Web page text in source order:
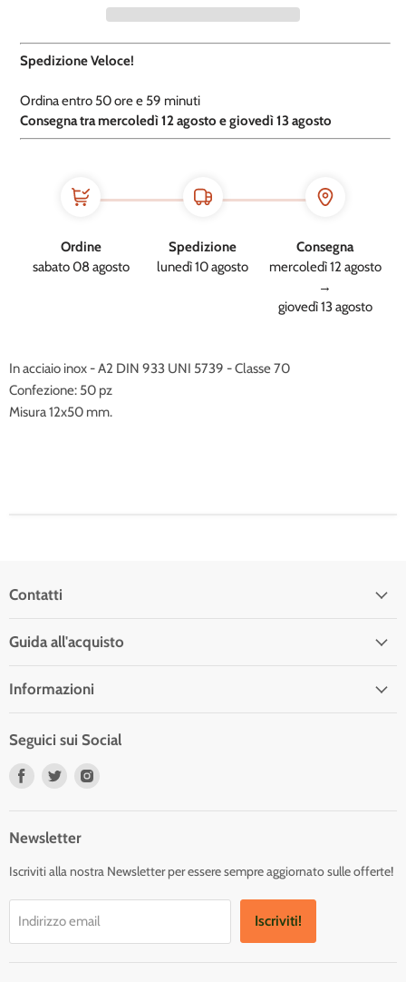
Spedizione Veloce!
Ordina entro 50 ore e 59 minuti
​Consegna tra mercoledì 12 agosto e giovedì 13 agosto
Ordine
sabato 08 agosto
Spedizione
lunedì 10 agosto
Consegna
mercoledì 12 agosto
→
giovedì 13 agosto
In acciaio inox - A2 DIN 933 UNI 5739 - Classe 70
Confezione: 50 pz
Misura 12x50 mm.
Contatti
Guida all'acquisto
Informazioni
Seguici sui Social
Trovaci
Trovaci
Newsletter
Iscriviti alla nostra Newsletter per essere sempre aggiornato sulle offerte!
Indirizzo email Iscriviti!